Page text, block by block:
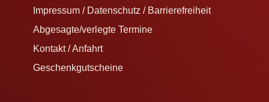
Impressum / Datenschutz / Barrierefreiheit
Abgesagte/verlegte Termine
Kontakt / Anfahrt
Geschenkgutscheine